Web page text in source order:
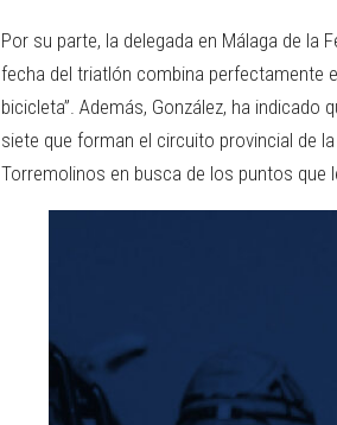
Por su parte, la delegada en Málaga de la
fecha del triatlón combina perfectamente
bicicleta”. Además, González, ha indicado
siete que forman el circuito provincial de
Torremolinos en busca de los puntos que